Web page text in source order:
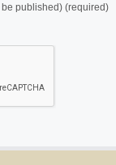
be published) (required)